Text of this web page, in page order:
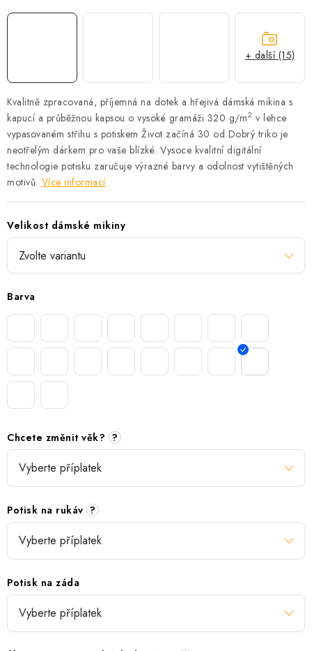
Kvalitně zpracovaná, příjemná na dotek a hřejivá dámská mikina s
kapucí a průběžnou kapsou o vysoké gramáži 320 g/m2 v lehce
vypasovaném střihu s potiskem Život začíná 30 od Dobrý triko je
neotřelým dárkem pro vaše blízké. Vysoce kvalitní digitální
technologie potisku zaručuje výrazné barvy a odolnost vytištěných
motivů. Více informací
Velikost dámské mikiny
Barva
Chcete změnit věk? ?
Potisk na rukáv ?
Potisk na záda
+ další (15)